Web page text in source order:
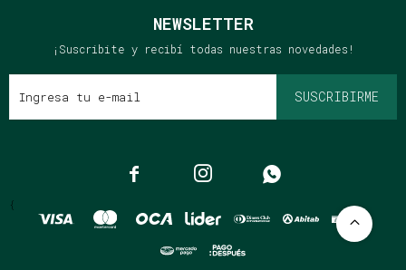
NEWSLETTER
¡Suscribite y recibí todas nuestras novedades!
SUSCRIBIRME
  
{